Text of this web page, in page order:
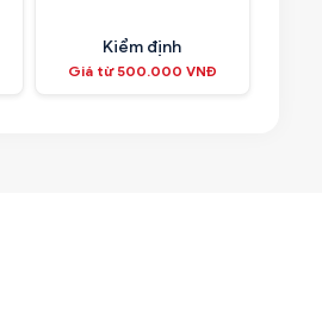
Kiểm định
Giá từ 500.000 VNĐ